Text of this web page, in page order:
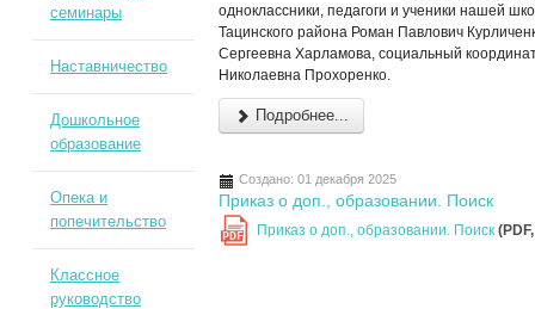
одноклассники, педагоги и ученики нашей
Тацинского района Роман Павлович
Сергеевна Харламова, социальный
Николаевна Прохоренко.
Подробнее...
Создано: 01 декабря 2025
Приказ о доп., образовании. Поиск
PDF Приказ о доп., образовании. Поиск
семинары
Наставничество
Дошкольное
образование
Опека и
попечительство
Классное
руководство